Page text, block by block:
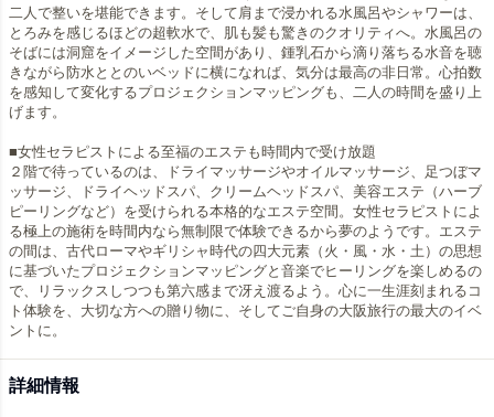
二人で整いを堪能できます。そして肩まで浸かれる水風呂やシャワーは、
とろみを感じるほどの超軟水で、肌も髪も驚きのクオリティへ。水風呂の
そばには洞窟をイメージした空間があり、鍾乳石から滴り落ちる水音を聴
きながら防水ととのいベッドに横になれば、気分は最高の非日常。心拍数
を感知して変化するプロジェクションマッピングも、二人の時間を盛り上
げます。
■女性セラピストによる至福のエステも時間内で受け放題
２階で待っているのは、ドライマッサージやオイルマッサージ、足つぼマ
ッサージ、ドライヘッドスパ、クリームヘッドスパ、美容エステ（ハーブ
ピーリングなど）を受けられる本格的なエステ空間。女性セラピストによ
る極上の施術を時間内なら無制限で体験できるから夢のようです。エステ
の間は、古代ローマやギリシャ時代の四大元素（火・風・水・土）の思想
に基づいたプロジェクションマッピングと音楽でヒーリングを楽しめるの
で、リラックスしつつも第六感まで冴え渡るよう。心に一生涯刻まれるコ
ト体験を、大切な方への贈り物に、そしてご自身の大阪旅行の最大のイベ
ントに。
詳細情報